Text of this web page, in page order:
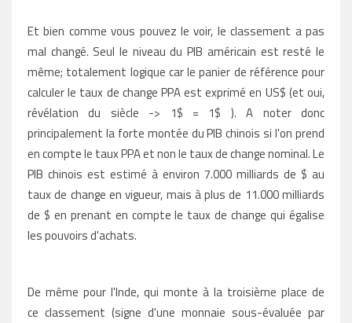
Et bien comme vous pouvez le voir, le classement a pas
mal changé. Seul le niveau du PIB américain est resté le
même; totalement logique car le panier de référence pour
calculer le taux de change PPA est exprimé en US$ (et oui,
révélation du siècle -> 1$ = 1$ ). A noter donc
principalement la forte montée du PIB chinois si l'on prend
en compte le taux PPA et non le taux de change nominal. Le
PIB chinois est estimé à environ 7.000 milliards de $ au
taux de change en vigueur, mais à plus de 11.000 milliards
de $ en prenant en compte le taux de change qui égalise
les pouvoirs d'achats.
De même pour l'Inde, qui monte à la troisième place de
ce classement (signe d'une monnaie sous-évaluée par